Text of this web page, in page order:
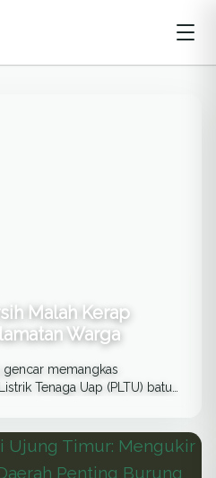
Malah Kerap
Warga
gencar memangkas
Tenaga Uap (PLTU) batu